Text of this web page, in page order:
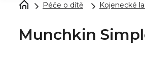
Péče o dítě Kojenecké
Munchkin